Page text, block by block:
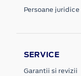
Persoane juridice
SERVICE
Garantii si revizii